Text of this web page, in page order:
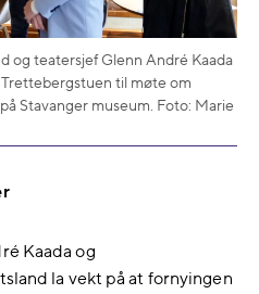
og teatersjef Glenn André Kaada
til møte om
Stavanger museum. Foto: Marie
Kaada og
la vekt på at fornyingen